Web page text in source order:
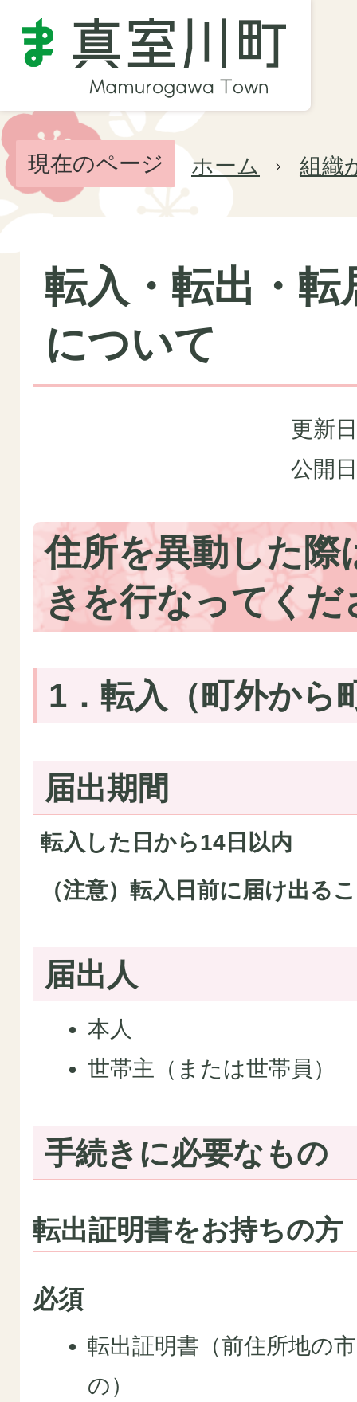
現在のページ ホーム 組織
転入・転出・転
について
更新
公開
住所を異動した際
きを行なってくだ
1．転入（町外から
届出期間
転入した日から14日以内
（注意）転入日前に届け出る
届出人
本人
世帯主（または世帯員）
手続きに必要なもの
転出証明書をお持ちの方
必須
転出証明書（前住所地の
の）